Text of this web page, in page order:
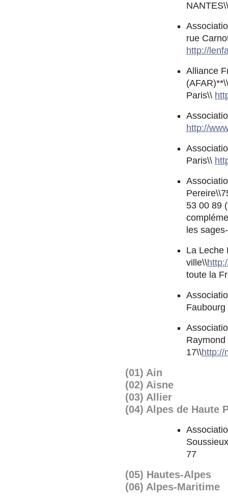
rue
http://
Alliance
Paris\\
http://
Paris\\
53 00 89
les
La Leche
ville\\
toute la
17\\http://
(01) Ain
(02) Aisne
(03) Allier
(04) Alpes de Haute
77
(05) Hautes-Alpes
(06) Alpes-Maritime